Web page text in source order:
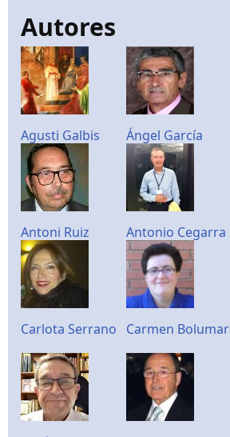
Autores
Agusti Galbis Ángel García
Antoni Ruiz Antonio Cegarra
Carlota Serrano Carmen Bolumar